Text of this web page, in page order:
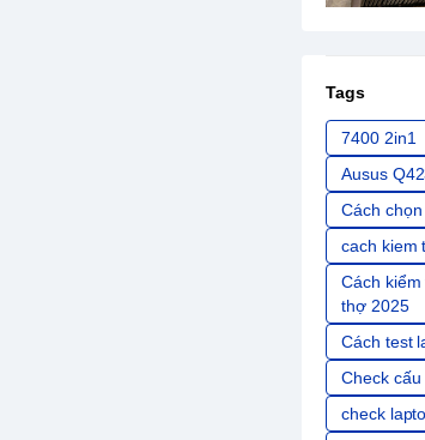
Tags
7400 2in1
Ausus
Cách
cach kiem
Cách
thợ 2025
Cách test
Check
check